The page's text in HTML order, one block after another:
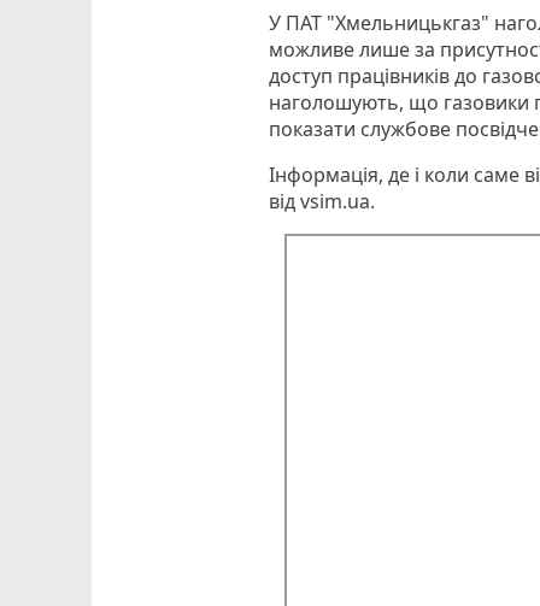
У ПАТ "Хмельницькгаз"
можливе лише за
доступ працівників до
наголошують, що газовики
показати службове
Інформація, де і коли саме
від vsim.ua.